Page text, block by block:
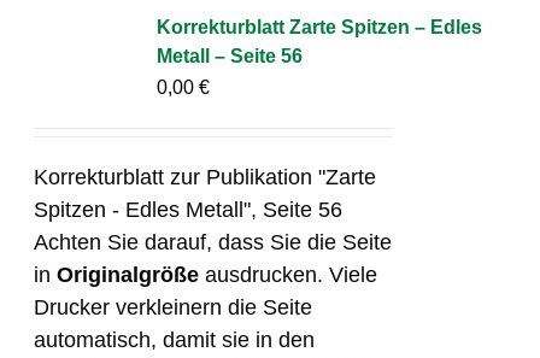
Korrekturblatt Zarte Spitzen – Edles
Metall – Seite 56
0,00€
Korrekturblatt zur Publikation "Zarte
Spitzen - Edles Metall", Seite 56
Achten Sie darauf, dass Sie die Seite
inOriginalgröße ausdrucken. Viele
Drucker verkleinern die Seite
automatisch, damit sie in den